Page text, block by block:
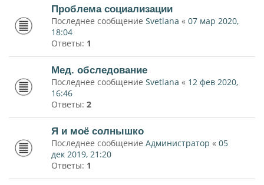
Проблема социализации
Последнее сообщение Svetlana « 07 мар 2020,
18:04
Ответы: 1
Мед. обследование
Последнее сообщение Svetlana « 12 фев 2020,
16:46
Ответы: 2
Я и моё солнышко
Последнее сообщение Администратор « 05
дек 2019, 21:20
Ответы: 1